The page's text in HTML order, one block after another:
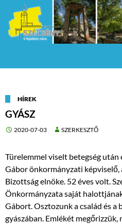
HÍREK
GYÁSZ
2020-07-03 SZERKESZTŐ
Türelemmel viselt betegség
Gábor önkormányzati képviselő,
Bizottság elnöke. 52 éves volt.
Önkormányzata saját
Gábort. Osztozunk a család és a
gyászában. Emlékét megőrizzük,